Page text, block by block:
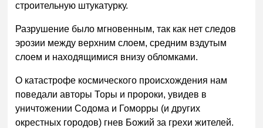
строительную штукатурку.
Разрушение было мгновенным, так как нет следов
эрозии между верхним слоем, средним вздутым
слоем и находящимися внизу обломками.
О катастрофе космического происхождения нам
поведали авторы Торы и пророки, увидев в
уничтожении Содома и Гоморры (и других
окрестных городов) гнев Божий за грехи жителей.